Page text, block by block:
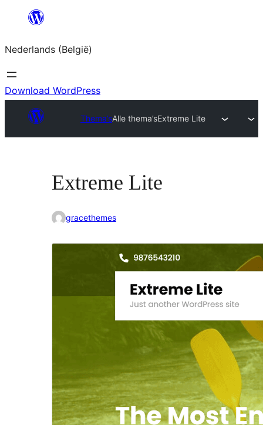
Spring
de
inhoud
Nederlands (België)
Download WordPress
Thema’sAlle thema’sExtreme Lite
Extreme Lite
gracethemes